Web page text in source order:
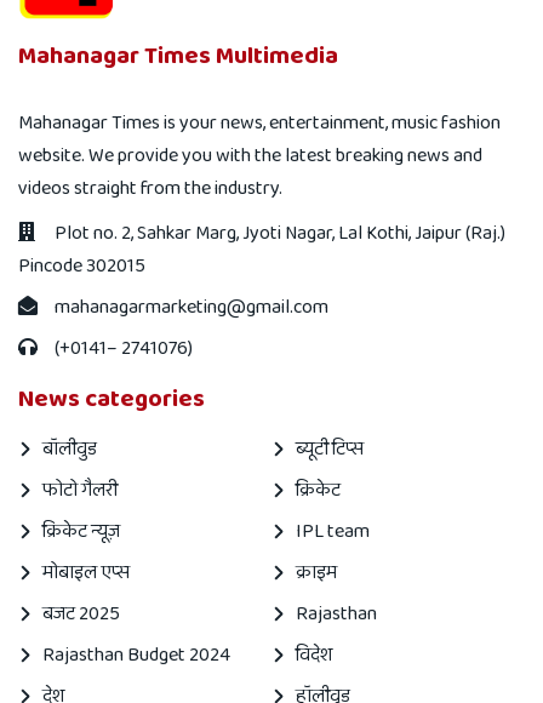
Mahanagar Times Multimedia
Mahanagar Times is your news, entertainment, music fashion
website. We provide you with the latest breaking news and
videos straight from the industry.
Plot no. 2, Sahkar Marg, Jyoti Nagar, Lal Kothi, Jaipur (Raj.)
Pincode 302015
mahanagarmarketing@gmail.com
(+0141– 2741076)
News categories
बॉलीवुड
ब्यूटी टिप्स
फोटो गैलरी
क्रिकेट
क्रिकेट न्यूज़
IPL team
मोबाइल एप्स
क्राइम
बजट 2025
Rajasthan
Rajasthan Budget 2024
विदेश
देश
हॉलीवुड